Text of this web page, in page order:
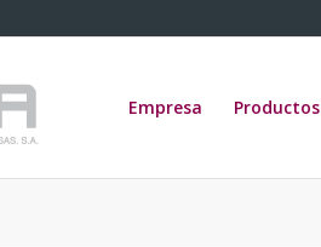
Empresa Productos